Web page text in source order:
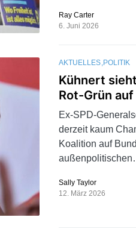
Ray Carter
6. Juni 2026
AKTUELLES POLITIK
Kühnert
Rot-Grün
Ex-SPD-
derzeit kaum
Koalition auf
Sally Taylor
12. März 2026